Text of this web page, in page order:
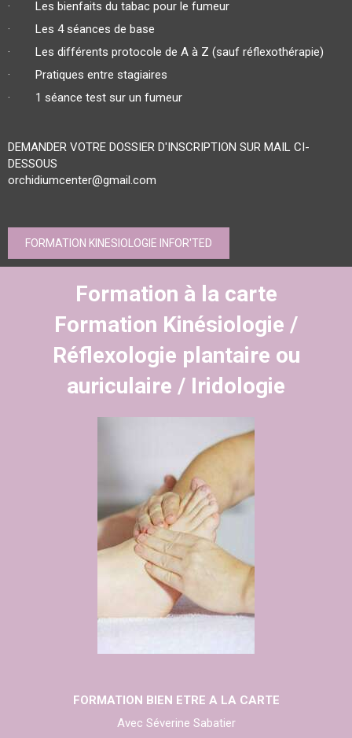
· Les bienfaits du tabac pour le fumeur
· Les 4 séances de base
· Les différents protocole de A à Z (sauf réflexothérapie)
· Pratiques entre stagiaires
· 1 séance test sur un fumeur
DEMANDER VOTRE DOSSIER D'INSCRIPTION SUR MAIL CI-
DESSOUS
orchidiumcenter@gmail.com
FORMATION KINESIOLOGIE INFOR'TED
Formation à la carte
Formation Kinésiologie /
Réflexologie plantaire ou
auriculaire / Iridologie
FORMATION BIEN ETRE A LA CARTE
Avec Séverine Sabatier